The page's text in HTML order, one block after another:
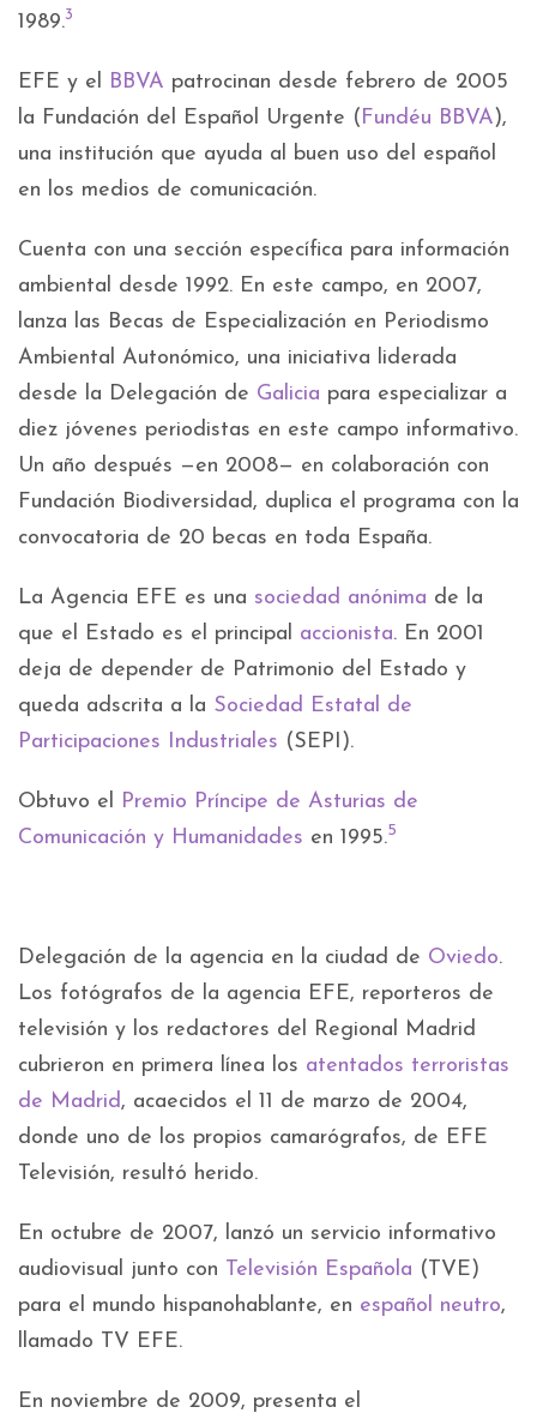
1989.3
EFE y el BBVA patrocinan desde febrero de 2005
la Fundación del Español Urgente ( Fundéu BBVA),
una institución que ayuda al buen uso del español
en los medios de comunicación.
Cuenta con una sección específica para información
ambiental desde 1992. En este campo, en 2007,
lanza las Becas de Especialización en Periodismo
Ambiental Autonómico, una iniciativa liderada
desde la Delegación de Galicia para especializar a
diez jóvenes periodistas en este campo informativo.
Un año después —en 2008— en colaboración con
Fundación Biodiversidad, duplica el programa con la
convocatoria de 20 becas en toda España.
La Agencia EFE es una sociedad anónima de la
que el Estado es el principal accionista. En 2001
deja de depender de Patrimonio del Estado y
queda adscrita a la Sociedad Estatal de
Participaciones Industriales (SEPI).
Obtuvo el Premio Príncipe de Asturias de
Comunicación y Humanidades en 1995.5
Delegación de la agencia en la ciudad de Oviedo.
Los fotógrafos de la agencia EFE, reporteros de
televisión y los redactores del Regional Madrid
cubrieron en primera línea los atentados terroristas
de Madrid, acaecidos el 11 de marzo de 2004,
donde uno de los propios camarógrafos, de EFE
Televisión, resultó herido.
En octubre de 2007, lanzó un servicio informativo
audiovisual junto con Televisión Española (TVE)
para el mundo hispanohablante, en español neutro,
llamado TV EFE.
En noviembre de 2009, presenta el